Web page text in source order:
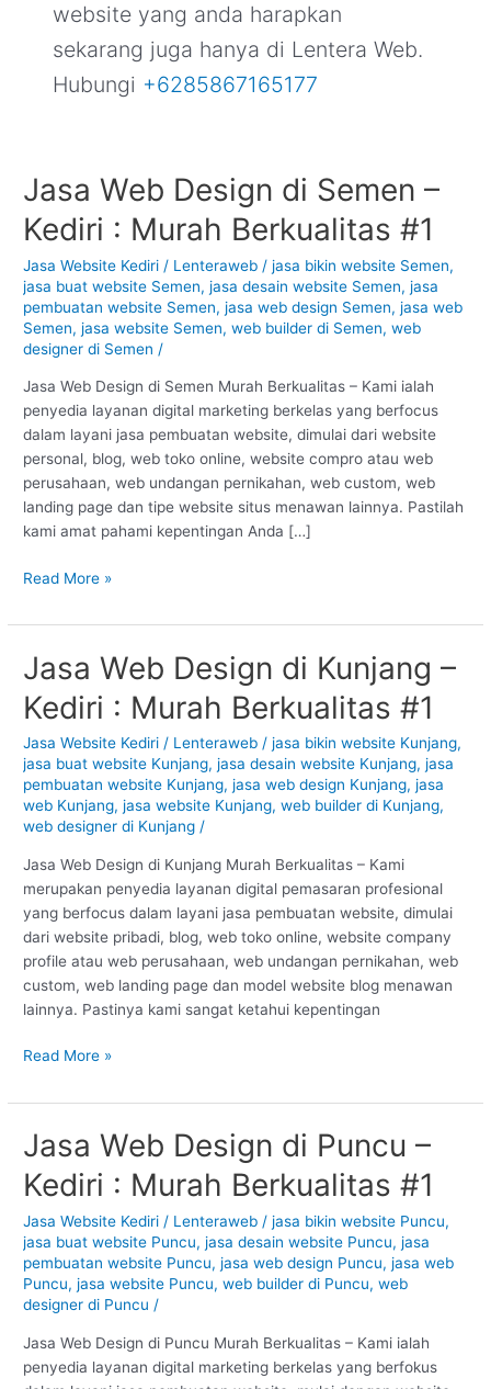
website yang anda harapkan
sekarang juga hanya di Lentera Web.
Hubungi +6285867165177
Jasa Web Design di Semen –
Kediri : Murah Berkualitas #1
Jasa Website Kediri / Lenteraweb /jasa bikin website Semen,
jasa buat website Semen,jasa desain website Semen,jasa
pembuatan website Semen,jasa web design Semen,jasa web
Semen,jasa website Semen,web builder di Semen,web
designer di Semen /
Jasa Web Design di Semen Murah Berkualitas – Kami ialah
penyedia layanan digital marketing berkelas yang berfocus
dalam layani jasa pembuatan website, dimulai dari website
personal, blog, web toko online, website compro atau web
perusahaan, web undangan pernikahan, web custom, web
landing page dan tipe website situs menawan lainnya. Pastilah
kami amat pahami kepentingan Anda […]
Jasa
Web
Design
Semen
–
Kediri
:
#1
Read More »
Jasa Web Design di Kunjang –
Kediri : Murah Berkualitas #1
Jasa Website Kediri / Lenteraweb/jasa bikin website Kunjang,
jasa buat website Kunjang,jasa desain website Kunjang,jasa
pembuatan website Kunjang,jasa web design Kunjang,jasa
web Kunjang,jasa website Kunjang,web builder di Kunjang,
web designer di Kunjang /
Jasa Web Design di Kunjang Murah Berkualitas – Kami
merupakan penyedia layanan digital pemasaran profesional
yang berfocus dalam layani jasa pembuatan website, dimulai
dari website pribadi, blog, web toko online, website company
profile atau web perusahaan, web undangan pernikahan, web
custom, web landing page dan model website blog menawan
lainnya. Pastinya kami sangat ketahui kepentingan
Jasa
Web
Design
Kunjang
–
Kediri
:
Read More »
Jasa Web Design di Puncu –
Kediri : Murah Berkualitas #1
Jasa Website Kediri / Lenteraweb /jasa bikin website Puncu,
jasa buat website Puncu,jasa desain website Puncu,jasa
pembuatan website Puncu,jasa web design Puncu,jasa web
Puncu,jasa website Puncu,web builder di Puncu,web
designer di Puncu /
Jasa Web Design di Puncu Murah Berkualitas – Kami ialah
penyedia layanan digital marketing berkelas yang berfokus
Jasa
Web
Design
Puncu
–
Kediri
:
Berkualitas
#1